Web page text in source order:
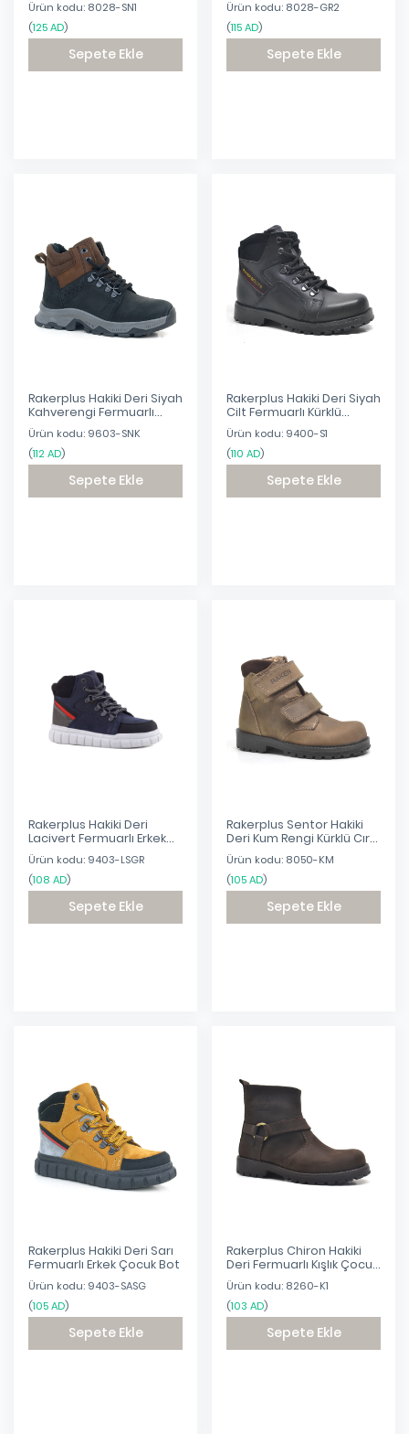
Ürün kodu: 8028-SN1
(125 AD)
Sepete Ekle
Ürün kodu: 8028-GR2
(115 AD)
Sepete Ekle
Rakerplus Hakiki Deri Siyah
Kahverengi Fermuarlı
Trekking Çocuk Bot
Ürün kodu: 9603-SNK
(112 AD)
Sepete Ekle
Rakerplus Hakiki Deri Siyah
Cilt Fermuarlı Kürklü
Çocuk Bot
Ürün kodu: 9400-S1
(110 AD)
Sepete Ekle
Rakerplus Hakiki Deri
Lacivert Fermuarlı Erkek
Çocuk Bot
Ürün kodu: 9403-LSGR
(108 AD)
Sepete Ekle
Rakerplus Sentor Hakiki
Deri Kum Rengi Kürklü Cırtlı
Çocuk Bot
Ürün kodu: 8050-KM
(105 AD)
Sepete Ekle
Rakerplus Hakiki Deri Sarı
Fermuarlı Erkek Çocuk Bot
Ürün kodu: 9403-SASG
(105 AD)
Sepete Ekle
Rakerplus Chiron Hakiki
Deri Fermuarlı Kışlık Çocuk
Botu
Ürün kodu: 8260-K1
(103 AD)
Sepete Ekle